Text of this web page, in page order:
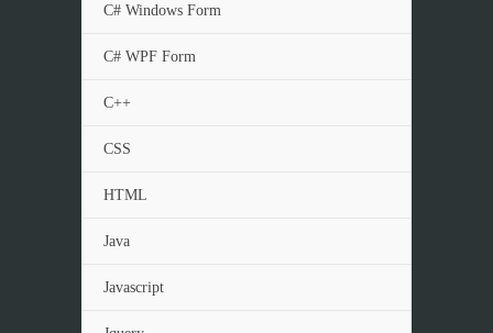
C# Windows Form
C# WPF Form
C++
CSS
HTML
Java
Javascript